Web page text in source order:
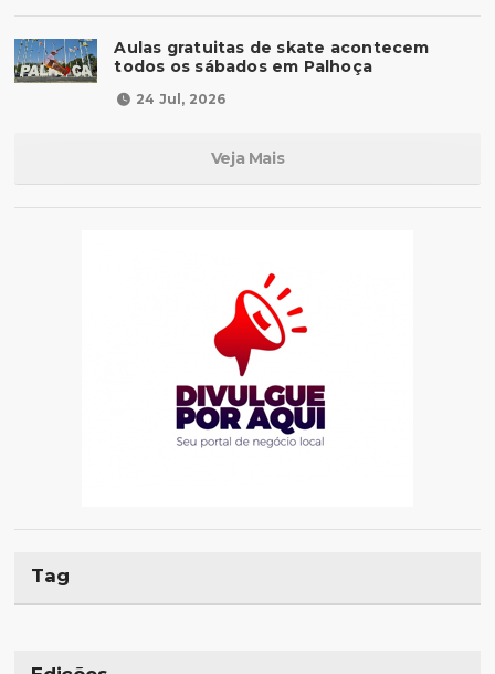
Aulas gratuitas de skate acontecem
todos os sábados em Palhoça
24 Jul, 2026
Veja Mais
Tag